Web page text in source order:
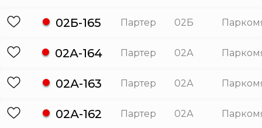
02Б-165 Партер 02Б
02А-164 Партер 02А
02А-163 Партер 02А
02А-162 Партер 02А